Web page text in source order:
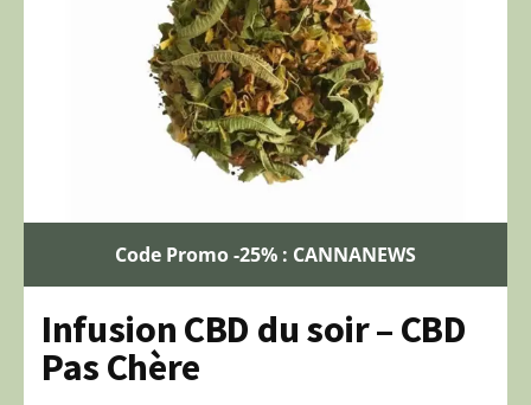
Code Promo -25% : CANNANEWS
Infusion CBD du soir – CBD
Pas Chère